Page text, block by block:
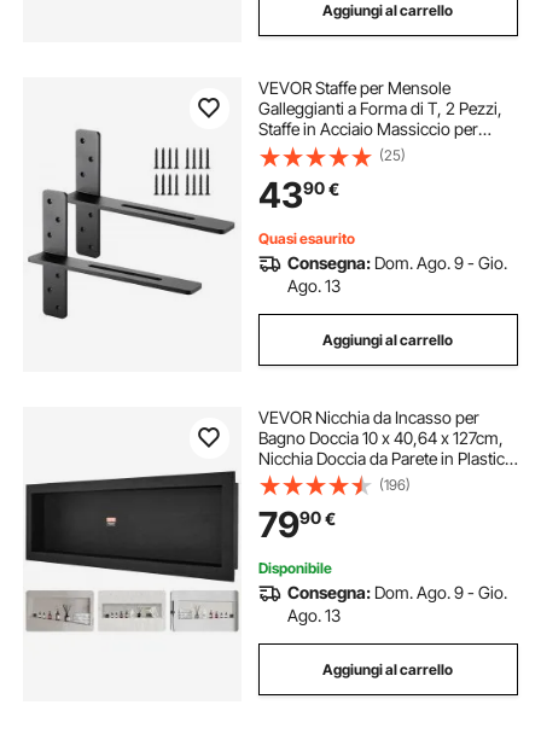
Aggiungi al carrello
VEVOR Staffe per Mensole
Galleggianti a Forma di T, 2 Pezzi,
Staffe in Acciaio Massiccio per
Mensole, 406,4 x 73,5 x 304,8 mm
Capacità di Carico di 90 kg per
Supporto da Banco con Viti
(25)
4390€
Quasi esaurito
Consegna: Dom. Ago. 9 - Gio.
Ago. 13
Aggiungi al carrello
VEVOR Nicchia da Incasso per
Bagno Doccia 10 x 40,64 x 127cm,
Nicchia Doccia da Parete in Plastica
XPS Impermeabile, Nicchia da
Incasso a Parete Orizzontale per
Sapone da Bagno con Mensola
Colore Nero
(196)
7990€
Disponibile
Consegna: Dom. Ago. 9 - Gio.
Ago. 13
Aggiungi al carrello